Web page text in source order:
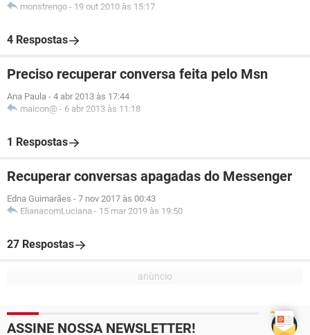
monstrengo - 19 out 2010 às 15:17
4 Respostas
Preciso recuperar conversa feita pelo Msn
Ana Paula - 4 abr 2013 às 17:44
maicon@ - 6 abr 2013 às 11:18
1 Respostas
Recuperar conversas apagadas do Messenger
Edna Guimarães - 7 nov 2017 às 00:43
ElianacomLuciana - 15 mar 2019 às 19:50
27 Respostas
ASSINE NOSSA NEWSLETTER!